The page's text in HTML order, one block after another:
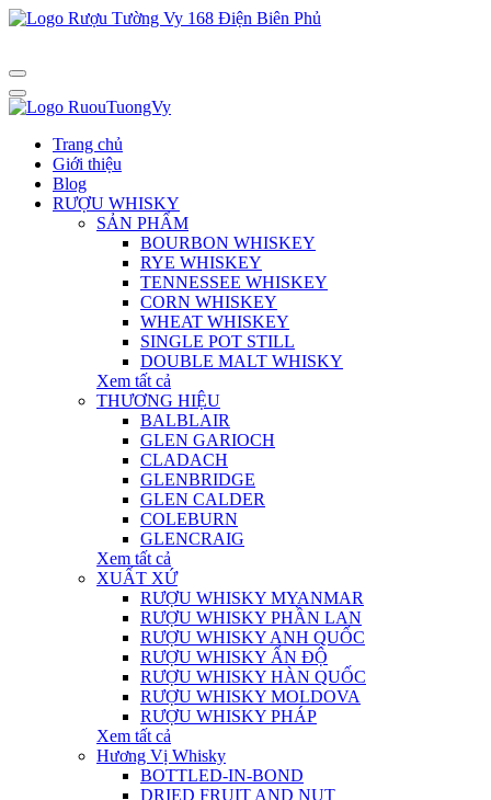
Trang chủ
Giới thiệu
Blog
RƯỢU WHISKY
SẢN PHẨM
BOURBON WHISKEY
RYE WHISKEY
TENNESSEE WHISKEY
CORN WHISKEY
WHEAT WHISKEY
SINGLE POT STILL
DOUBLE MALT WHISKY
Xem tất cả
THƯƠNG HIỆU
BALBLAIR
GLEN GARIOCH
CLADACH
GLENBRIDGE
GLEN CALDER
COLEBURN
GLENCRAIG
Xem tất cả
XUẤT XỨ
RƯỢU WHISKY MYANMAR
RƯỢU WHISKY PHẦN LAN
RƯỢU WHISKY ANH QUỐC
RƯỢU WHISKY ẤN ĐỘ
RƯỢU WHISKY HÀN QUỐC
RƯỢU WHISKY MOLDOVA
RƯỢU WHISKY PHÁP
Xem tất cả
Hương Vị Whisky
BOTTLED-IN-BOND
DRIED FRUIT AND NUT